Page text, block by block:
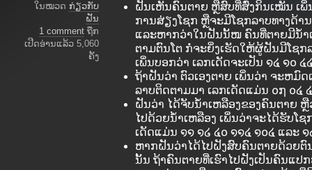
ໃນໝວດ ກ່ຽວກັບ
ຝັນ
1 comment ຖືກ
ເປີດອ່ານແລ້ວ 5,060
ຄັ້ງ
ຝັນເຫັນຄົນຕາຍ ຫຼືສົບທີ່ສົ່ງກິນເໝັນ ເພິ່
ການສ່ຽງໂຊກ ຫຼືຈະມີໂຊກລາບທາງດ້າ
ແລະຫາກວ່າໃນຝັນນັ້ໜ ຄົນທີ່ຕາຍມີນ້ຳ
ຕາມຕົນໂຕ ກໍ່ຈະຍິ່ງເຮັດໃຫ້ຜູ້ຝັນມີໂຊກ
ເພິ່ນບອກວ່າ ເລກເດັດຈະເປັນ ໑໔ ໑໐
ຖ້າຝັນວ່າ ຕົວເອງຕາຍ ເພິ່ນວ່າ ຈະຫມົດ
ລາບຕິດຕາມມາ ເລກເດັດແມ່ນ ໐໗ ໐໔
ຝັນວ່າ ໄດ້ຈັບນ້ຳເຫລືອງຂອງຄົນຕາຍ ຫຼື
ໄປດ້ວຍນ້ຳເຫລືອງ ເພິ່ນວ່າຈະໄດ້ຮັບໂ
ເດັດແມ່ນ ໑໑ ໑໒ ໔໐ ໑໑໔ ໑໐໔ ແລະ ໑
ຫາກຝັນວ່າໄດ້ໄປຝັງສົບຄົນຕາຍດ້ວຍຕົ
ນັ້ນ ຖ້າຄົນຕາຍທີ່ເຮົາໄປຝັງເປັນຄົນແປ